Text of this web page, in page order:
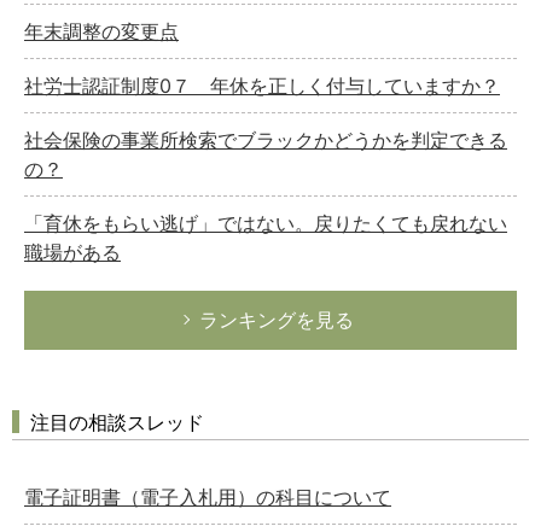
年末調整の変更点
社労士認証制度0７ 年休を正しく付与していますか？
社会保険の事業所検索でブラックかどうかを判定できる
の？
「育休をもらい逃げ」ではない。戻りたくても戻れない
職場がある
ランキングを見る
注目の相談スレッド
電子証明書（電子入札用）の科目について